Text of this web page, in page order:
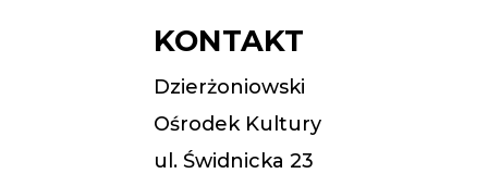
KONTAKT
Dzierżoniowski
Ośrodek Kultury
ul. Świdnicka 23